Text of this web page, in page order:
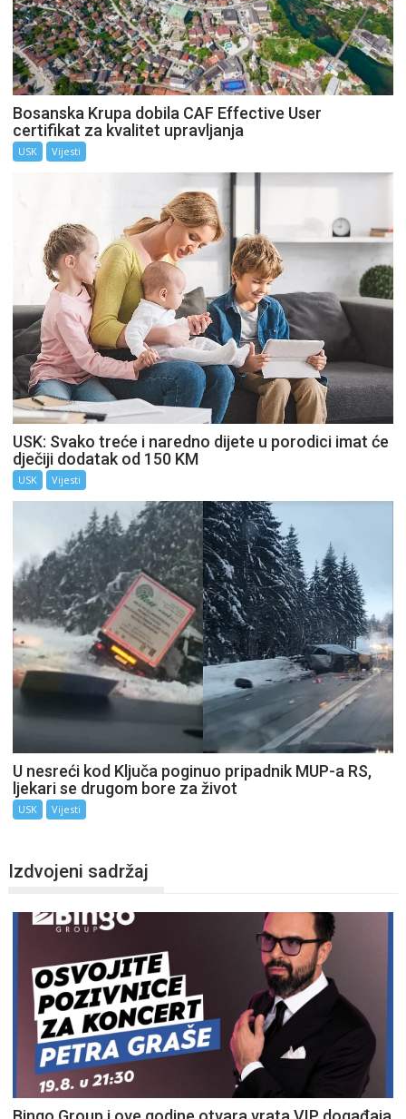
Bosanska Krupa dobila CAF Effective User
certifikat za kvalitet upravljanja
USK Vijesti
USK: Svako treće i naredno dijete u porodici imat će
dječiji dodatak od 150 KM
USK Vijesti
U nesreći kod Ključa poginuo pripadnik MUP-a RS,
ljekari se drugom bore za život
USK Vijesti
Izdvojeni sadržaj